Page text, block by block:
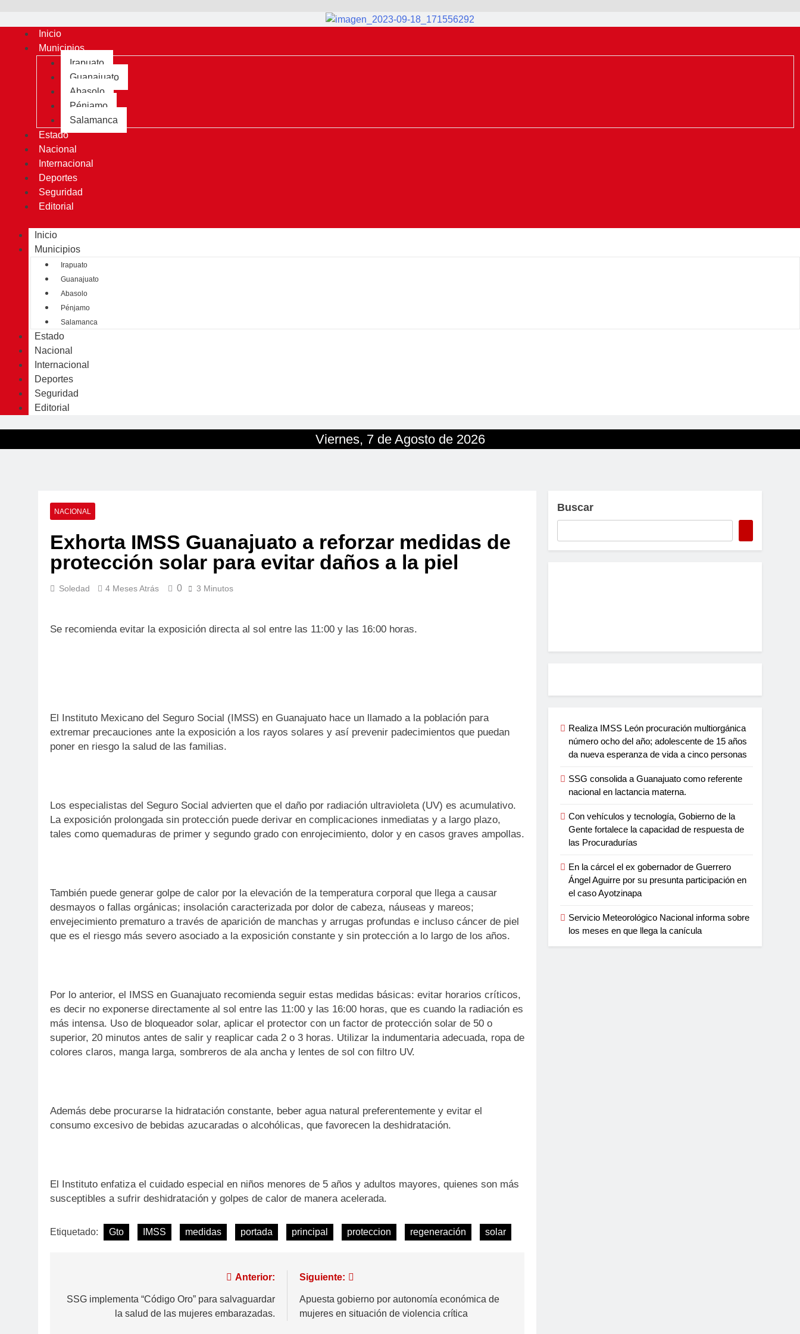
Inicio
Municipios
Irapuato
Guanajuato
Abasolo
Pénjamo
Salamanca
Estado
Nacional
Internacional
Deportes
Seguridad
Editorial
Inicio
Municipios
Irapuato
Guanajuato
Abasolo
Pénjamo
Salamanca
Estado
Nacional
Internacional
Deportes
Seguridad
Editorial
Viernes, 7 de Agosto de 2026
NACIONAL
Exhorta IMSS Guanajuato a reforzar medidas de
protección solar para evitar daños a la piel
Soledad 4 Meses Atrás 0 3 Minutos
Se recomienda evitar la exposición directa al sol entre las 11:00 y las 16:00 horas.
El Instituto Mexicano del Seguro Social (IMSS) en Guanajuato hace un llamado a la población para
extremar precauciones ante la exposición a los rayos solares y así prevenir padecimientos que puedan
poner en riesgo la salud de las familias.
Los especialistas del Seguro Social advierten que el daño por radiación ultravioleta (UV) es acumulativo.
La exposición prolongada sin protección puede derivar en complicaciones inmediatas y a largo plazo,
tales como quemaduras de primer y segundo grado con enrojecimiento, dolor y en casos graves ampollas.
También puede generar golpe de calor por la elevación de la temperatura corporal que llega a causar
desmayos o fallas orgánicas; insolación caracterizada por dolor de cabeza, náuseas y mareos;
envejecimiento prematuro a través de aparición de manchas y arrugas profundas e incluso cáncer de piel
que es el riesgo más severo asociado a la exposición constante y sin protección a lo largo de los años.
Por lo anterior, el IMSS en Guanajuato recomienda seguir estas medidas básicas: evitar horarios críticos,
es decir no exponerse directamente al sol entre las 11:00 y las 16:00 horas, que es cuando la radiación es
más intensa. Uso de bloqueador solar, aplicar el protector con un factor de protección solar de 50 o
superior, 20 minutos antes de salir y reaplicar cada 2 o 3 horas. Utilizar la indumentaria adecuada, ropa de
colores claros, manga larga, sombreros de ala ancha y lentes de sol con filtro UV.
Además debe procurarse la hidratación constante, beber agua natural preferentemente y evitar el
consumo excesivo de bebidas azucaradas o alcohólicas, que favorecen la deshidratación.
El Instituto enfatiza el cuidado especial en niños menores de 5 años y adultos mayores, quienes son más
susceptibles a sufrir deshidratación y golpes de calor de manera acelerada.
Etiquetado: Gto IMSS medidas portada principal proteccion regeneración solar
Anterior:
SSG implementa “Código Oro” para salvaguardar
la salud de las mujeres embarazadas.
Siguiente:
Apuesta gobierno por autonomía económica de
mujeres en situación de violencia crítica
Buscar
Realiza IMSS León procuración multiorgánica
número ocho del año; adolescente de 15 años
da nueva esperanza de vida a cinco personas
SSG consolida a Guanajuato como referente
nacional en lactancia materna.
Con vehículos y tecnología, Gobierno de la
Gente fortalece la capacidad de respuesta de
las Procuradurías
En la cárcel el ex gobernador de Guerrero
Ángel Aguirre por su presunta participación en
el caso Ayotzinapa
Servicio Meteorológico Nacional informa sobre
los meses en que llega la canícula